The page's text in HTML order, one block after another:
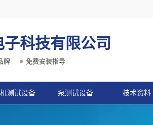
科技有限公司
牌 免费安装指导
测试设备 泵测试设备 技术资料